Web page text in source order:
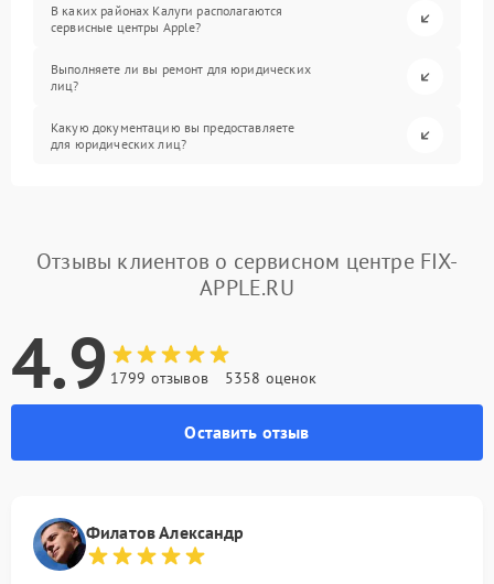
В каких районах Калуги располагаются
сервисные центры Apple?
Выполняете ли вы ремонт для юридических
лиц?
Какую документацию вы предоставляете
для юридических лиц?
Отзывы клиентов о сервисном центре FIX-
APPLE.RU
4.9 1799 отзывов 5358 оценок
Оставить отзыв
Филатов Александр